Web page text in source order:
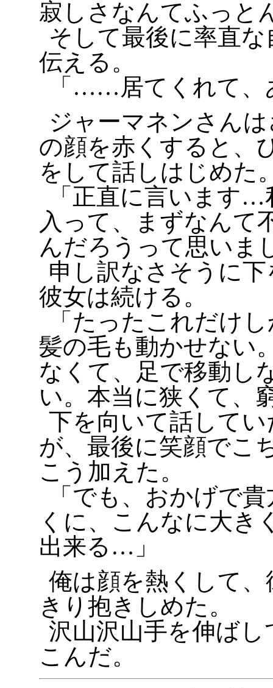
寂しさなんてふっと
そして最後に率直
伝える。
「……居てくれて、
ジャーマネンさん
の顔を赤くすると、
をして話しはじめた
「正直に言います
入って、まずなんて
んだろうって思いま
申し訳なさそうに
彼女は続ける。
「たったこれだけ
髪の毛も動かせない
なくて、足で移動し
い。本当に狭くて、
下を向いて話して
が、最後に笑顔でこ
こう加えた。
「でも、おかげで
くに、こんなに大き
出来る…」
俺は顔を熱くして
きり抱きしめた。
沢山沢山手を伸ば
こんだ。